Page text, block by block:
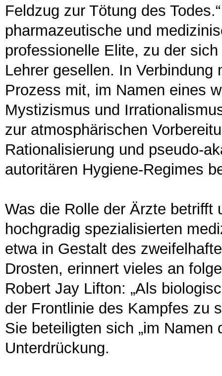
Feldzug zur Tötung des
pharmazeutische und
professionelle Elite, zu der
Lehrer gesellen. In
Prozess mit, im Namen eines
Mystizismus und
zur atmosphärischen
Rationalisierung und pseudo-
autoritären Hygiene-Regimes
Was die Rolle der Ärzte betrifft
hochgradig spezialisierten
etwa in Gestalt des
Drosten, erinnert vieles an
Robert Jay Lifton: „Als
der Frontlinie des Kampfes zu
Sie beteiligten sich „im Namen
Unterdrückung.